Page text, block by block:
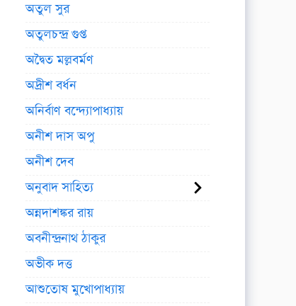
অতুল সুর
অতুলচন্দ্র গুপ্ত
অদ্বৈত মল্লবর্মণ
অদ্রীশ বর্ধন
অনির্বাণ বন্দ্যোপাধ্যায়
অনীশ দাস অপু
অনীশ দেব
অনুবাদ সাহিত্য
অন্নদাশঙ্কর রায়
অবনীন্দ্রনাথ ঠাকুর
অভীক দত্ত
আশুতোষ মুখোপাধ্যায়